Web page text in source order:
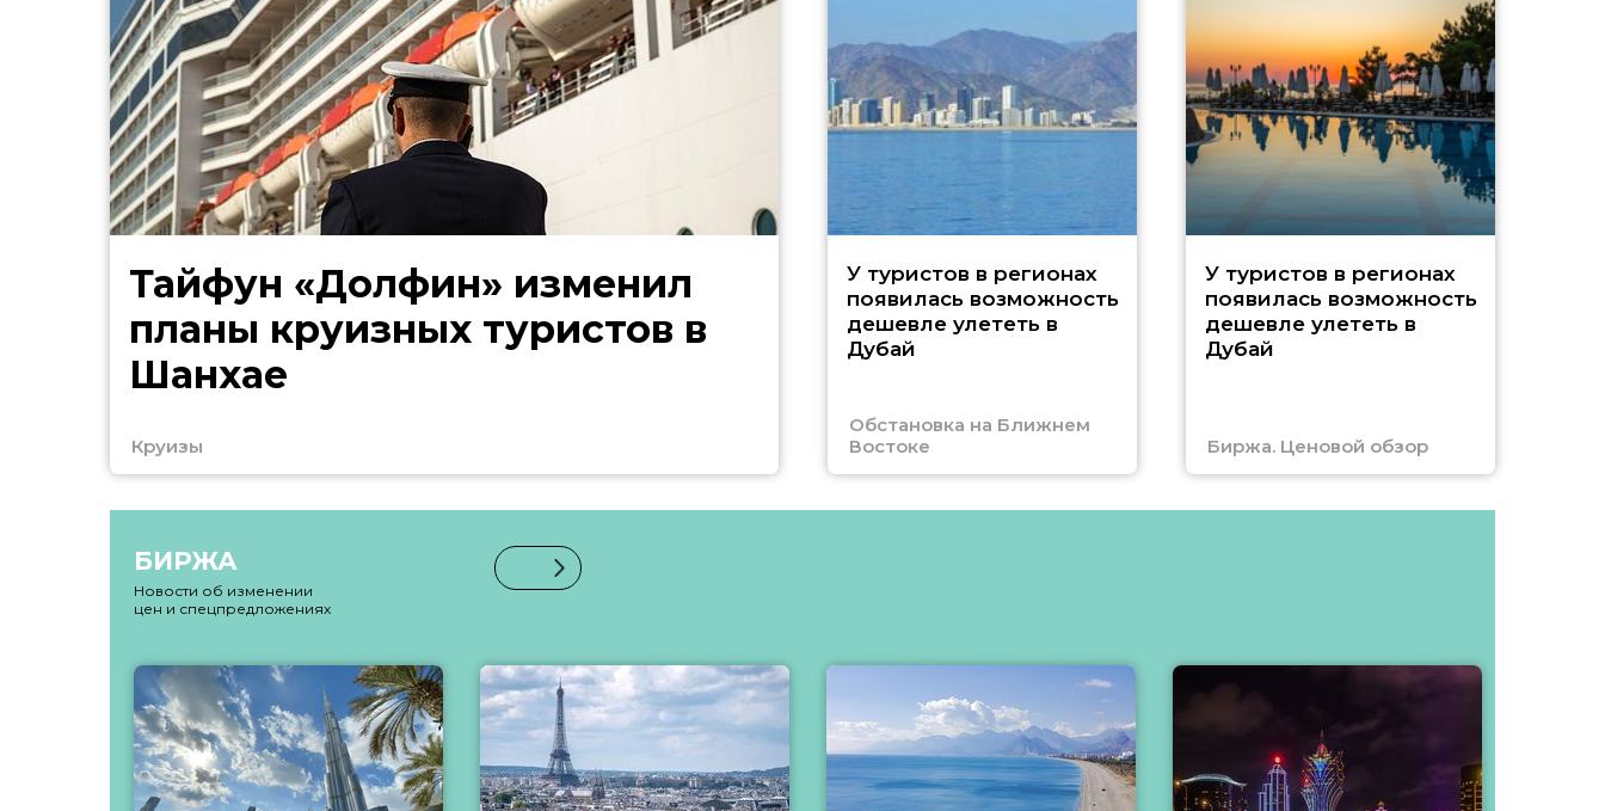
Тайфун «Долфин» изменил
планы круизных туристов в
Шанхае
Круизы
У туристов в регионах
появилась возможность
дешевле улететь в
Дубай
Обстановка на Ближнем
Востоке
У туристов в регионах
появилась возможность
дешевле улететь в
Дубай
Биржа. Ценовой обзор
БИРЖА
Новости об изменении
цен и спецпредложениях